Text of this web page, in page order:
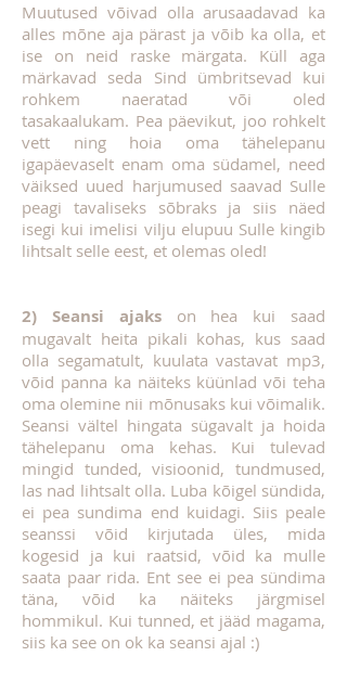
Muutused võivad olla arusaadavad ka
alles mõne aja pärast ja võib ka olla, et
ise on neid raske märgata. Küll aga
märkavad seda Sind ümbritsevad kui
rohkem naeratad või oled
tasakaalukam. Pea päevikut, joo rohkelt
vett ning hoia oma tähelepanu
igapäevaselt enam oma südamel, need
väiksed uued harjumused saavad Sulle
peagi tavaliseks sõbraks ja siis näed
isegi kui imelisi vilju elupuu Sulle kingib
lihtsalt selle eest, et olemas oled!
2) Seansi ajakson hea kui saad
mugavalt heita pikali kohas, kus saad
olla segamatult, kuulata vastavat mp3,
võid panna ka näiteks küünlad või teha
oma olemine nii mõnusaks kui võimalik.
Seansi vältel hingata sügavalt ja hoida
tähelepanu oma kehas. Kui tulevad
mingid tunded, visioonid, tundmused,
las nad lihtsalt olla. Luba kõigel sündida,
ei pea sundima end kuidagi. Siis peale
seanssi võid kirjutada üles, mida
kogesid ja kui raatsid, võid ka mulle
saata paar rida. Ent see ei pea sündima
täna, võid ka näiteks järgmisel
hommikul. Kui tunned, et jääd magama,
siis ka see on ok ka seansi ajal :)